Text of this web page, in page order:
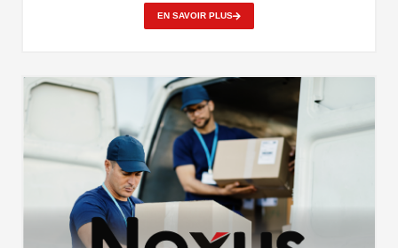
EN SAVOIR PLUS